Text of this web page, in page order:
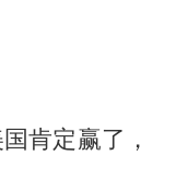
肯定赢了，